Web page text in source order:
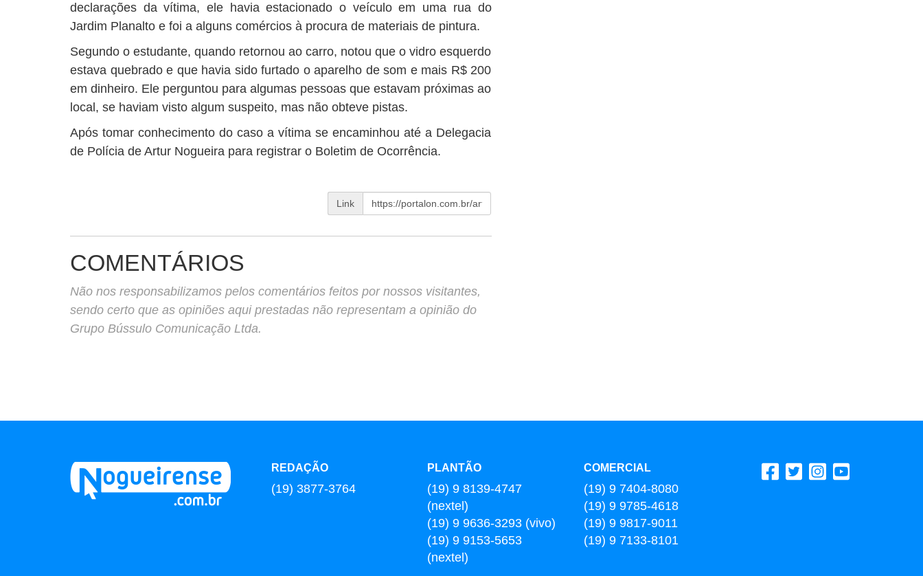
declarações da vítima, ele havia estacionado o veículo em uma rua do
Jardim Planalto e foi a alguns comércios à procura de materiais de pintura.
Segundo o estudante, quando retornou ao carro, notou que o vidro esquerdo
estava quebrado e que havia sido furtado o aparelho de som e mais R$ 200
em dinheiro. Ele perguntou para algumas pessoas que estavam próximas ao
local, se haviam visto algum suspeito, mas não obteve pistas.
Após tomar conhecimento do caso a vítima se encaminhou até a Delegacia
de Polícia de Artur Nogueira para registrar o Boletim de Ocorrência.
Link
COMENTÁRIOS
Não nos responsabilizamos pelos comentários feitos por nossos visitantes,
sendo certo que as opiniões aqui prestadas não representam a opinião do
Grupo Bússulo Comunicação Ltda.
REDAÇÃO
(19) 3877-3764
PLANTÃO
(19) 9 8139-4747
(nextel)
(19) 9 9636-3293 (vivo)
(19) 9 9153-5653
(nextel)
COMERCIAL
(19) 9 7404-8080
(19) 9 9785-4618
(19) 9 9817-9011
(19) 9 7133-8101